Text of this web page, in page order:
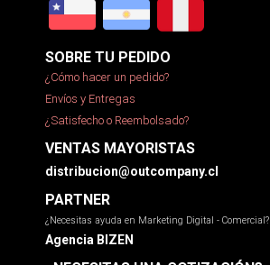
SOBRE TU PEDIDO
¿Cómo hacer un pedido?
Envíos y Entregas
¿Satisfecho o Reembolsado?
VENTAS MAYORISTAS
distribucion@outcompany.cl
PARTNER
¿Necesitas ayuda en Marketing Digital - Comercial?
Agencia BIZEN